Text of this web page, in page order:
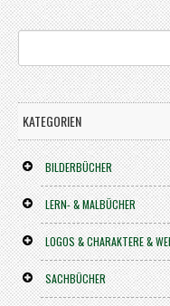
KATEGORIEN
BILDERBÜCHER
LERN- & MALBÜCHER
LOGOS & CHARAKTERE &
SACHBÜCHER